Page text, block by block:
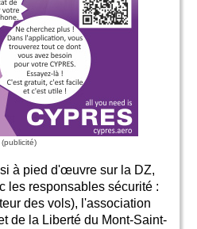
à pied d'œuvre sur la DZ,
les responsables sécurité :
des vols), l'association
de la Liberté du Mont-Saint-